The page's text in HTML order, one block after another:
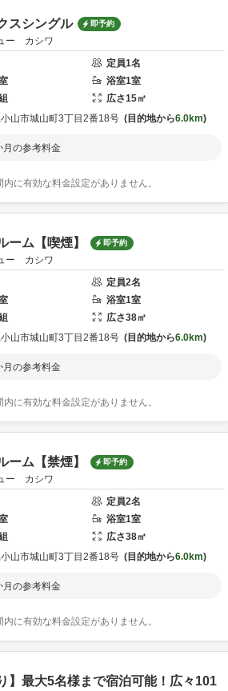
スシングル 即予約
ー カシワ
定員1名
浴室1室
広さ15㎡
小山市城山町3丁目2番18号 目的地から6.0km
月の参考料金
内に有効な料金設定がありません。
ーム【喫煙】 即予約
ー カシワ
定員2名
浴室1室
広さ38㎡
小山市城山町3丁目2番18号 目的地から6.0km
月の参考料金
内に有効な料金設定がありません。
ーム【禁煙】 即予約
ー カシワ
定員2名
浴室1室
広さ38㎡
小山市城山町3丁目2番18号 目的地から6.0km
月の参考料金
内に有効な料金設定がありません。
】最大5名様まで宿泊可能！広々101